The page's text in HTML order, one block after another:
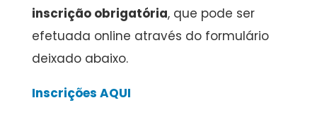
inscrição obrigatória, que pode ser
efetuada online através do formulário
deixado abaixo.
Inscrições AQUI